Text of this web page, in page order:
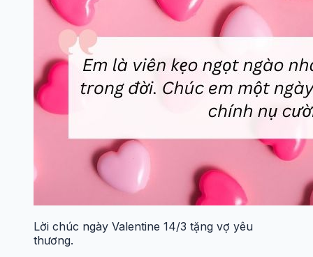
Lời chúc ngày Valentine 14/3 tặng vợ yêu
thương.